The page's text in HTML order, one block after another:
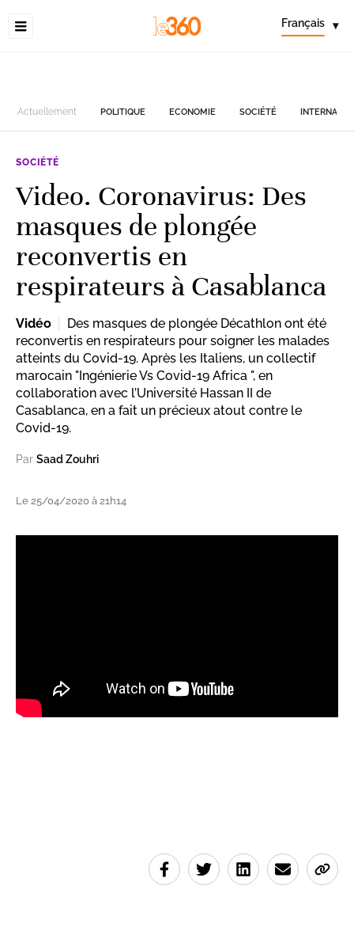
Français ▾
Actuellement POLITIQUE ECONOMIE SOCIÉTÉ
SOCIÉTÉ
Video. Coronavirus: Des
masques de plongée
reconvertis en
respirateurs à Casablanca
Vidéo
Des masques de plongée Décathlon ont été
reconvertis en respirateurs pour soigner les malades
atteints du Covid-19. Après les Italiens, un collectif
marocain "Ingénierie Vs Covid-19 Africa ", en
collaboration avec l’Université Hassan II de
Casablanca, en a fait un précieux atout contre le
Covid-19.
Par Saad Zouhri
Le 25/04/2020 à 21h14